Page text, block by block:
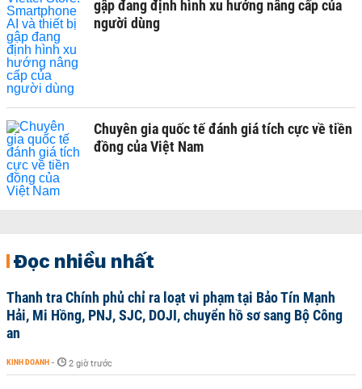
gập đang định hình xu hướng nâng cấp của
người dùng
Chuyên gia quốc tế đánh giá tích cực về tiền
đồng của Việt Nam
Đọc nhiều nhất
Thanh tra Chính phủ chỉ ra loạt vi phạm tại Bảo Tín Mạnh
Hải, Mi Hồng, PNJ, SJC, DOJI, chuyển hồ sơ sang Bộ Công
an
KINH DOANH - 2 giờ trước